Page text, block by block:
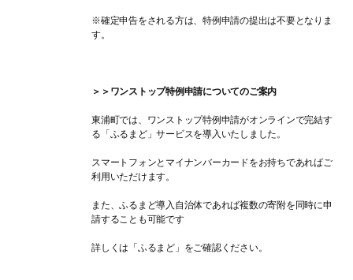
※確定申告をされる方は、特例申請の提出は不要となりま
す。
＞＞ワンストップ特例申請についてのご案内
東浦町では、ワンストップ特例申請がオンラインで完結す
る「ふるまど」サービスを導入いたしました。
スマートフォンとマイナンバーカードをお持ちであればご
利用いただけます。
また、ふるまど導入自治体であれば複数の寄附を同時に申
請することも可能です
詳しくは「ふるまど」をご確認ください。